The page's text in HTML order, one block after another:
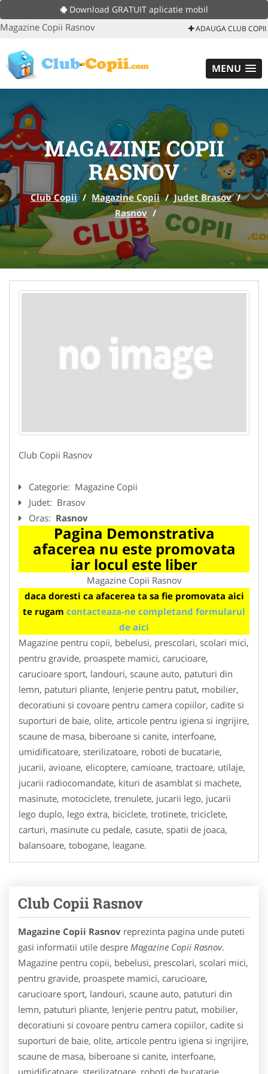
Download GRATUIT aplicatie mobil
Magazine Copii Rasnov ADAUGA CLUB COPII
MENU
MAGAZINE COPII
RASNOV
Club Copii / Magazine Copii / Judet Brasov /
Rasnov /
Club Copii Rasnov
Categorie: Magazine Copii
Judet: Brasov
Oras: Rasnov
Pagina Demonstrativa
afacerea nu este promovata
iar locul este liber
Magazine Copii Rasnov
daca doresti ca afacerea ta sa fie promovata aici
te rugam contacteaza-ne completand formularul
de aici
Magazine pentru copii, bebelusi, prescolari, scolari mici,
pentru gravide, proaspete mamici, carucioare,
carucioare sport, landouri, scaune auto, patuturi din
lemn, patuturi pliante, lenjerie pentru patut, mobilier,
decoratiuni si covoare pentru camera copiilor, cadite si
suporturi de baie, olite, articole pentru igiena si ingrijire,
scaune de masa, biberoane si canite, interfoane,
umidificatoare, sterilizatoare, roboti de bucatarie,
jucarii, avioane, elicoptere, camioane, tractoare, utilaje,
jucarii radiocomandate, kituri de asamblat si machete,
masinute, motociclete, trenulete, jucarii lego, jucarii
lego duplo, lego extra, biciclete, trotinete, triciclete,
carturi, masinute cu pedale, casute, spatii de joaca,
balansoare, tobogane, leagane.
Club Copii Rasnov
Magazine Copii Rasnov reprezinta pagina unde puteti
gasi informatii utile despre Magazine Copii Rasnov.
Magazine pentru copii, bebelusi, prescolari, scolari mici,
pentru gravide, proaspete mamici, carucioare,
carucioare sport, landouri, scaune auto, patuturi din
lemn, patuturi pliante, lenjerie pentru patut, mobilier,
decoratiuni si covoare pentru camera copiilor, cadite si
suporturi de baie, olite, articole pentru igiena si ingrijire,
scaune de masa, biberoane si canite, interfoane,
umidificatoare, sterilizatoare, roboti de bucatarie,